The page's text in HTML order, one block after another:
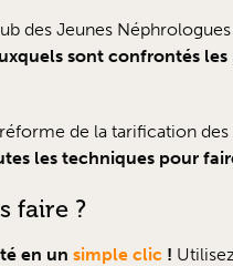
des Jeunes
sont confrontés
de la tarification des
les techniques pour
faire ?
en un simple clic !